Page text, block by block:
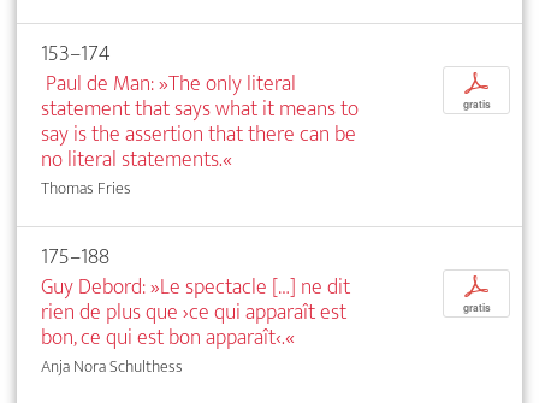
153–174
Paul de Man: »The only literal
statement that says what it means to
say is the assertion that there can be
no literal statements.«
Thomas Fries
p
gratis
175–188
Guy Debord: »Le spectacle […] ne dit
rien de plus que ›ce qui apparaît est
bon, ce qui est bon apparaît‹.«
Anja Nora Schulthess
p
gratis